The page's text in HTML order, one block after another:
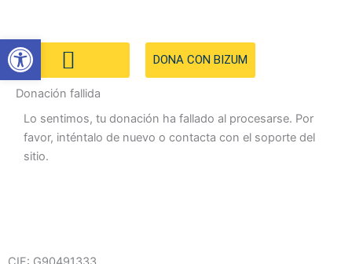
contenido
DONA CON BIZUM
Donación fallida
Lo sentimos, tu donación ha fallado al procesarse. Por
favor, inténtalo de nuevo o contacta con el soporte del
sitio.
Abrir barra de herramientas